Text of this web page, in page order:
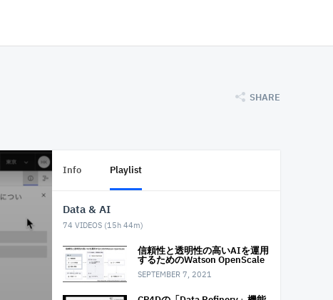
SHARE
Info Playlist
Data & AI
74 VIDEOS (15h 44m)
信頼性と透明性の高いAIを運用
するためのWatson OpenScale
SEPTEMBER 7, 2021